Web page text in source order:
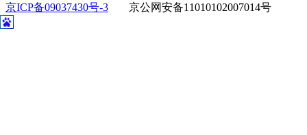
京ICP备09037430号-3
京公网安备11010102007014号